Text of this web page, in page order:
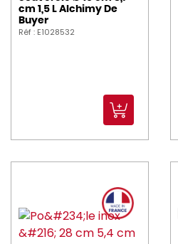
cm 1,5 L Alchimy De
Buyer
Réf : E1028532